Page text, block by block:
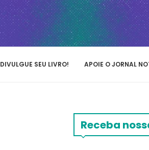
DIVULGUE SEU LIVRO! APOIE O JORNAL
Receba